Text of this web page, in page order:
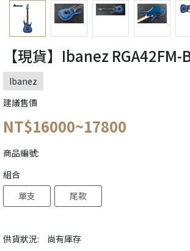
【現貨】Ibanez RGA42FM-
Ibanez
建議售價
NT$16000~17800
商品編號:
供貨狀況: 尚有庫存
組合
單支
尾款